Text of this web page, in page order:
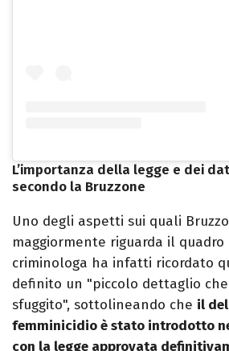
L’importanza della legge e dei
secondo la Bruzzone
Uno degli aspetti sui quali
maggiormente riguarda il quadro
criminologa ha infatti ricordato
definito un "piccolo dettaglio
sfuggito", sottolineando che il
femminicidio è stato introdotto
con la legge approvata